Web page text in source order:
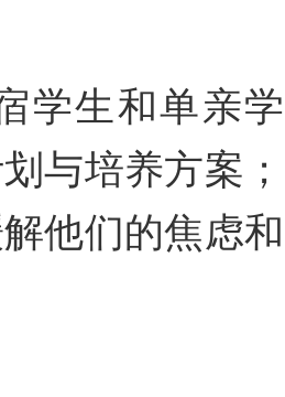
学生和单亲学
与培养方案；
他们的焦虑和